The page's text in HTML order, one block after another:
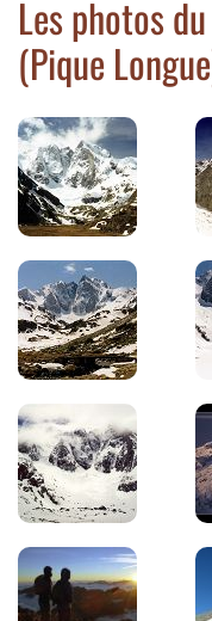
Les photos
(Pique